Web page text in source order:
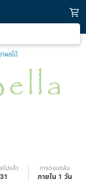
าผลไม้
ไปแล้ว การตอบกลับ
ภายใน 1 วัน